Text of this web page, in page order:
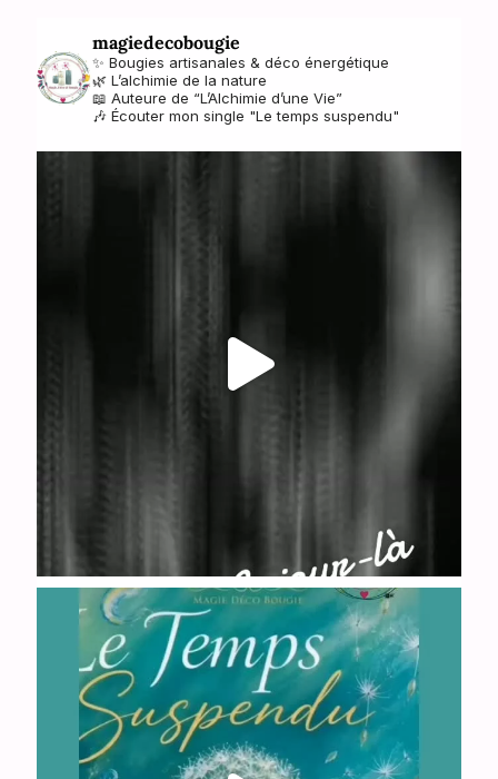
magiedecobougie
✨ Bougies artisanales & déco énergétique
🌿 L’alchimie de la nature
📖 Auteure de “L’Alchimie d’une Vie”
🎶 Écouter mon single "Le temps suspendu"